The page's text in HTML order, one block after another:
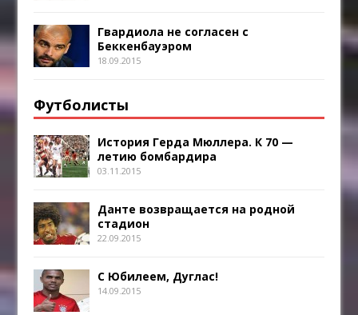
Гвардиола не согласен с
Беккенбауэром
18.09.2015
Футболисты
История Герда Мюллера. К 70 —
летию бомбардира
03.11.2015
Данте возвращается на родной
стадион
22.09.2015
С Юбилеем, Дуглас!
14.09.2015